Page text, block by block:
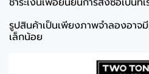
รูปสินค้าเป็นเพียงภาพจำลองอาจ
เล็กน้อย